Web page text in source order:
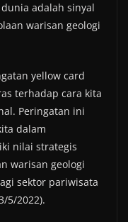
adalah sinyal
warisan geologi
yellow card
terhadap cara kita
Peringatan ini
dalam
nilai strategis
warisan geologi
sektor pariwisata
5/2022).